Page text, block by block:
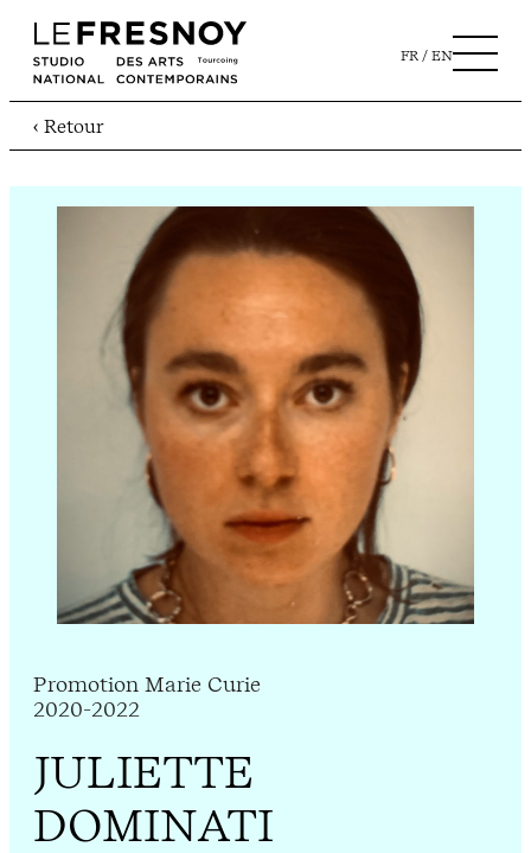
FR EN
‹ Retour
Promotion Marie Curie
2020-2022
JULIETTE
DOMINATI